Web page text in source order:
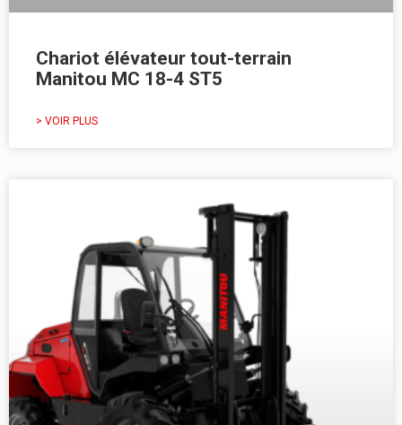
Chariot élévateur tout-terrain
Manitou MC 18-4 ST5
> VOIR PLUS